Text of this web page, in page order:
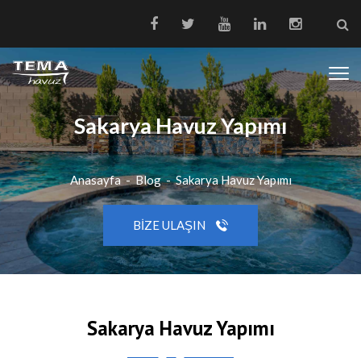
Sakarya Havuz Yapımı
Anasayfa - Blog - Sakarya Havuz Yapımı
BIZE ULAŞIN
Sakarya Havuz Yapımı